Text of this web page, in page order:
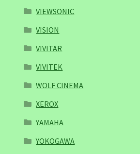
VIEWSONIC
VISION
VIVITAR
VIVITEK
WOLF CINEMA
XEROX
YAMAHA
YOKOGAWA